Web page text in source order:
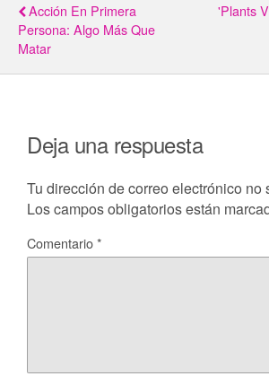
Acción En Primera
Persona: Algo Más Que
Matar
'Plants
Deja una respuesta
Tu dirección de correo electrónico no
Los campos obligatorios están
Comentario*